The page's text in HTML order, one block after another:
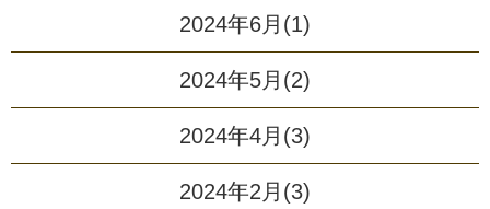
2024年6月(1)
2024年5月(2)
2024年4月(3)
2024年2月(3)